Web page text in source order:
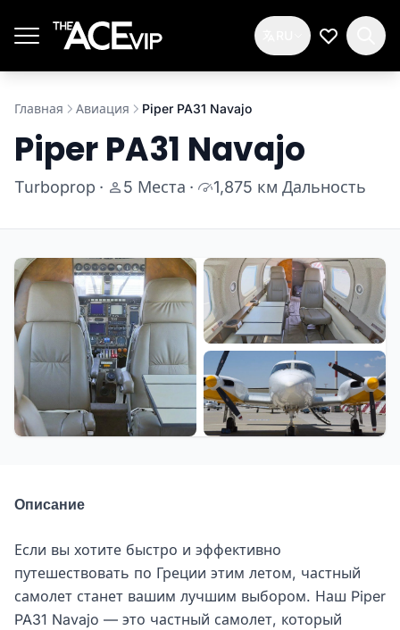
Мой
Главная Авиация Piper PA31 Navajo
Piper PA31 Navajo
Turboprop · 5 Места · 1,875 км Дальность
Описание
Если вы хотите быстро и эффективно
путешествовать по Греции этим летом, частный
самолет станет вашим лучшим выбором. Наш Piper
PA31 Navajo — это частный самолет, который